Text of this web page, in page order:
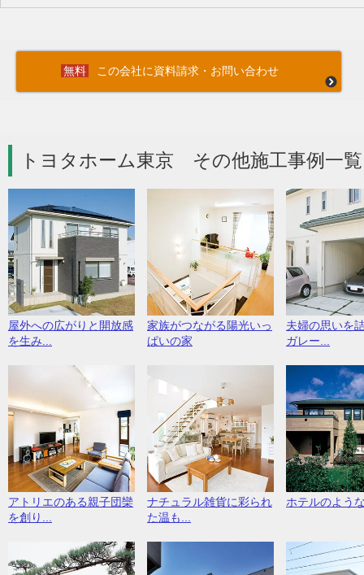
この会社に資料請求・お問い合わせ
トヨタホーム東京 その他施工事例一
屋外への広がりと開放感
を生み...
家族がつながる陽光いっ
ぱいの家
夫婦の思いを
ガレー...
アトリエのある親子団欒
を創り...
ナチュラル雑貨に彩られ
た温も...
ホテルのよう